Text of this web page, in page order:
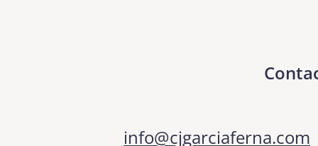
info@cjgarciaferna.com